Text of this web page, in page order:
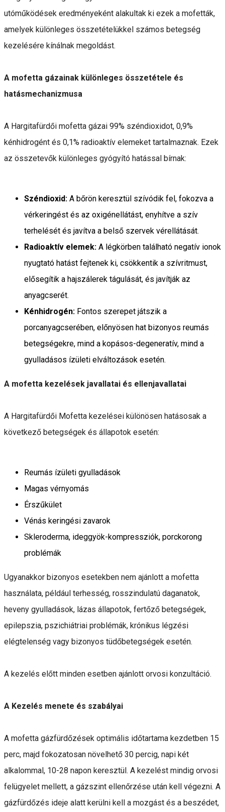
utóműködések eredményeként alakultak ki ezek a mofetták,
amelyek különleges összetételükkel számos betegség
kezelésére kínálnak megoldást.
A mofetta gázainak különleges összetétele és
hatásmechanizmusa
A Hargitafürdői mofetta gázai 99% széndioxidot, 0,9%
kénhidrogént és 0,1% radioaktív elemeket tartalmaznak. Ezek
az összetevők különleges gyógyító hatással bírnak:
Széndioxid: A bőrön keresztül szívódik fel, fokozva a
vérkeringést és az oxigénellátást, enyhítve a szív
terhelését és javítva a belső szervek vérellátását.
Radioaktív elemek: A légkörben található negatív ionok
nyugtató hatást fejtenek ki, csökkentik a szívritmust,
elősegítik a hajszálerek tágulását, és javítják az
anyagcserét.
Kénhidrogén: Fontos szerepet játszik a
porcanyagcserében, előnyösen hat bizonyos reumás
betegségekre, mind a kopásos-degeneratív, mind a
gyulladásos ízületi elváltozások esetén.
A mofetta kezelések javallatai és ellenjavallatai
A Hargitafürdői Mofetta kezelései különösen hatásosak a
következő betegségek és állapotok esetén:
Reumás ízületi gyulladások
Magas vérnyomás
Érszűkület
Vénás keringési zavarok
Skleroderma, ideggyök-kompressziók, porckorong
problémák
Ugyanakkor bizonyos esetekben nem ajánlott a mofetta
használata, például terhesség, rosszindulatú daganatok,
heveny gyulladások, lázas állapotok, fertőző betegségek,
epilepszia, pszichiátriai problémák, krónikus légzési
elégtelenség vagy bizonyos tüdőbetegségek esetén.
A kezelés előtt minden esetben ajánlott orvosi konzultáció.
A Kezelés menete és szabályai
A mofetta gázfürdőzések optimális időtartama kezdetben 15
perc, majd fokozatosan növelhető 30 percig, napi két
alkalommal, 10-28 napon keresztül. A kezelést mindig orvosi
felügyelet mellett, a gázszint ellenőrzése után kell végezni. A
gázfürdőzés ideje alatt kerülni kell a mozgást és a beszédet,